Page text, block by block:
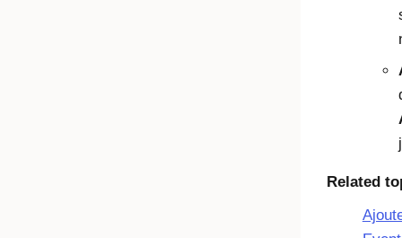
Related